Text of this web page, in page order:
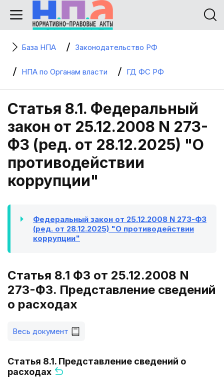
База НПА Законодательство РФ
НПА по Органам власти ГД ФС РФ
Статья 8.1. Федеральный
закон от 25.12.2008 N 273-
ФЗ (ред. от 28.12.2025) "О
противодействии
коррупции"
Федеральный закон от 25.12.2008 N 273-ФЗ
(ред. от 28.12.2025) "О противодействии
коррупции"
Статья 8.1 ФЗ от 25.12.2008 N
273-ФЗ. Представление сведений
о расходах
Весь документ
Статья 8.1. Представление сведений о
расходах